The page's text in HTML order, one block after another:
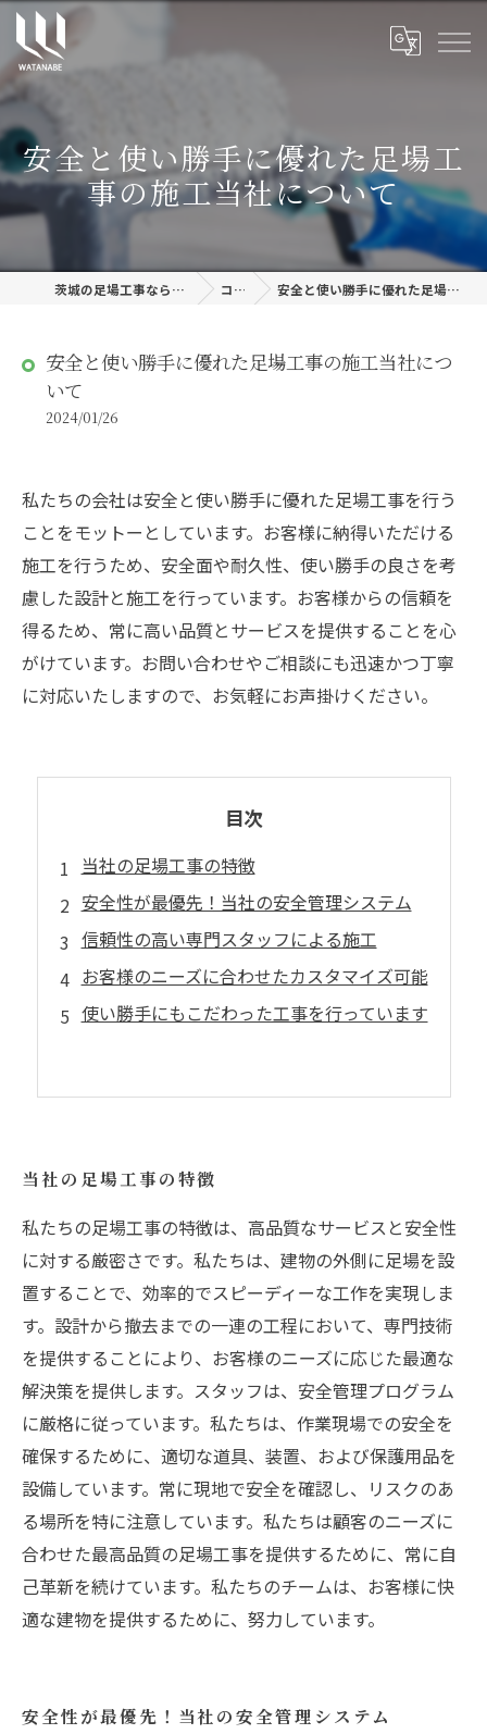
安全と使い勝手に優れた足場工
事の施工当社について
茨城の足場工事なら株式会社渡邊建設 コラム 安全と使い勝手に優れた足場工事の施工当社について
安全と使い勝手に優れた足場工事の施工当社につ
いて
2024/01/26
私たちの会社は安全と使い勝手に優れた足場工事を行う
ことをモットーとしています。お客様に納得いただける
施工を行うため、安全面や耐久性、使い勝手の良さを考
慮した設計と施工を行っています。お客様からの信頼を
得るため、常に高い品質とサービスを提供することを心
がけています。お問い合わせやご相談にも迅速かつ丁寧
に対応いたしますので、お気軽にお声掛けください。
目次
当社の足場工事の特徴
安全性が最優先！当社の安全管理システム
信頼性の高い専門スタッフによる施工
お客様のニーズに合わせたカスタマイズ可能
使い勝手にもこだわった工事を行っています
当社の足場工事の特徴
私たちの足場工事の特徴は、高品質なサービスと安全性
に対する厳密さです。私たちは、建物の外側に足場を設
置することで、効率的でスピーディーな工作を実現しま
す。設計から撤去までの一連の工程において、専門技術
を提供することにより、お客様のニーズに応じた最適な
解決策を提供します。スタッフは、安全管理プログラム
に厳格に従っています。私たちは、作業現場での安全を
確保するために、適切な道具、装置、および保護用品を
設備しています。常に現地で安全を確認し、リスクのあ
る場所を特に注意しています。私たちは顧客のニーズに
合わせた最高品質の足場工事を提供するために、常に自
己革新を続けています。私たちのチームは、お客様に快
適な建物を提供するために、努力しています。
安全性が最優先！当社の安全管理システム